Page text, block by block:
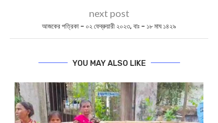
next post
আজকের পত্রিকা – ০২ ফেব্রুয়ারী ২০২৩, বাঃ – ১৮ মাঘ ১৪২৯
YOU MAY ALSO LIKE